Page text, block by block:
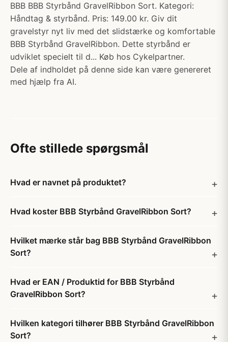
BBB BBB Styrbånd GravelRibbon Sort. Kategori:
Håndtag & styrbånd. Pris: 149.00 kr. Giv dit
gravelstyr nyt liv med det slidstærke og komfortable
BBB Styrbånd GravelRibbon. Dette styrbånd er
udviklet specielt til d... Køb hos Cykelpartner.
Dele af indholdet på denne side kan være genereret
med hjælp fra AI.
Ofte stillede spørgsmål
Hvad er navnet på produktet?
Hvad koster BBB Styrbånd GravelRibbon Sort?
Hvilket mærke står bag BBB Styrbånd GravelRibbon
Sort?
Hvad er EAN / Produktid for BBB Styrbånd
GravelRibbon Sort?
Hvilken kategori tilhører BBB Styrbånd GravelRibbon
Sort?